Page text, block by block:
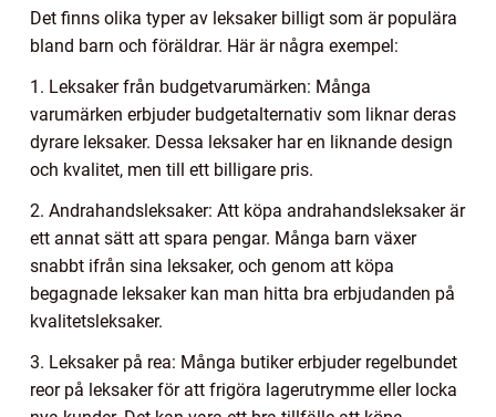
Det finns olika typer av leksaker billigt som är populära
bland barn och föräldrar. Här är några exempel:
1. Leksaker från budgetvarumärken: Många
varumärken erbjuder budgetalternativ som liknar deras
dyrare leksaker. Dessa leksaker har en liknande design
och kvalitet, men till ett billigare pris.
2. Andrahandsleksaker: Att köpa andrahandsleksaker är
ett annat sätt att spara pengar. Många barn växer
snabbt ifrån sina leksaker, och genom att köpa
begagnade leksaker kan man hitta bra erbjudanden på
kvalitetsleksaker.
3. Leksaker på rea: Många butiker erbjuder regelbundet
reor på leksaker för att frigöra lagerutrymme eller locka